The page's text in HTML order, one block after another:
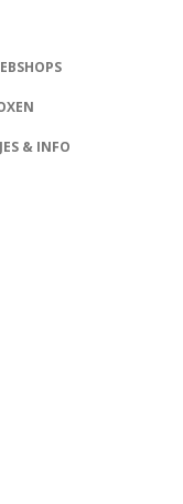
& INFO